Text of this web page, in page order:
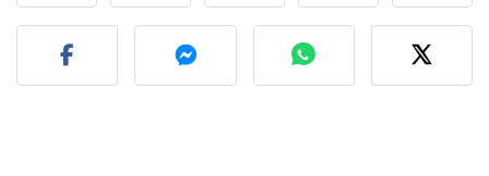
Fez esta receita?